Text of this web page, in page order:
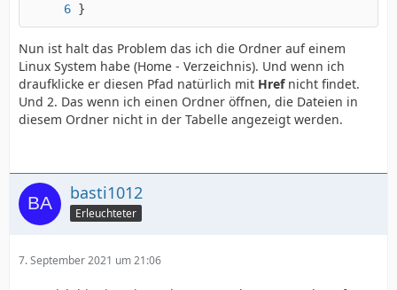
}
Nun ist halt das Problem das ich die Ordner auf einem
Linux System habe (Home - Verzeichnis). Und wenn ich
draufklicke er diesen Pfad natürlich mit Href nicht findet.
Und 2. Das wenn ich einen Ordner öffnen, die Dateien in
diesem Ordner nicht in der Tabelle angezeigt werden.
basti1012
Erleuchteter
7. September 2021 um 21:06